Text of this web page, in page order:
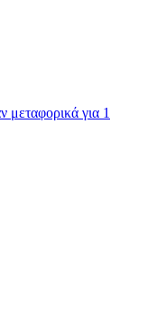
για 1